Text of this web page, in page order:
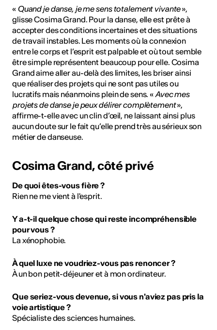
- Radio Chablais
«Quand je danse, je me sens totalement vivante»,
glisse Cosima Grand. Pour la danse, elle est prête à
accepter des conditions incertaines et des situations
de travail instables. Les moments où la connexion
entre le corps et l’esprit est palpable et où tout semble
être simple représentent beaucoup pour elle. Cosima
Grand aime aller au-delà des limites, les briser ainsi
que réaliser des projets qui ne sont pas utiles ou
lucratifs mais néanmoins plein de sens. «Avec mes
projets de danse je peux délirer complètement»,
affirme-t-elle avec un clin d’œil, ne laissant ainsi plus
aucun doute sur le fait qu’elle prend très au sérieux son
métier de danseuse.
Cosima Grand, côté privé
De quoi êtes-vous fière ?
Rien ne me vient à l'esprit.
Y a-t-il quelque chose qui reste incompréhensible
pour vous ?
La xénophobie.
À quel luxe ne voudriez-vous pas renoncer ?
À un bon petit-déjeuner et à mon ordinateur.
Que seriez-vous devenue, si vous n'aviez pas pris la
voie artistique ?
Spécialiste des sciences humaines.